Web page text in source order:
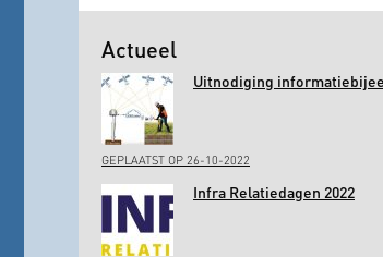
Actueel
Uitnodiging
GEPLAATST OP 26-10-2022
Infra Relatiedagen 2022